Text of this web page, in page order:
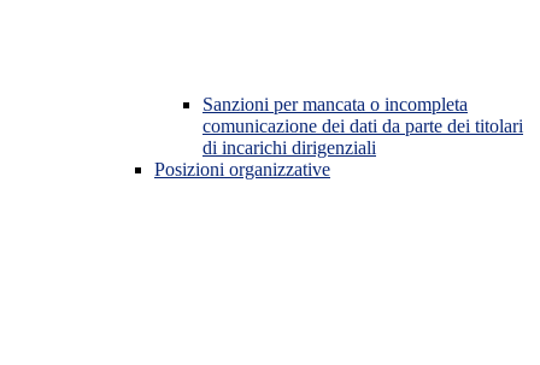
Sanzioni per mancata o incompleta
comunicazione dei dati da parte dei titolari
di incarichi dirigenziali
Posizioni organizzative